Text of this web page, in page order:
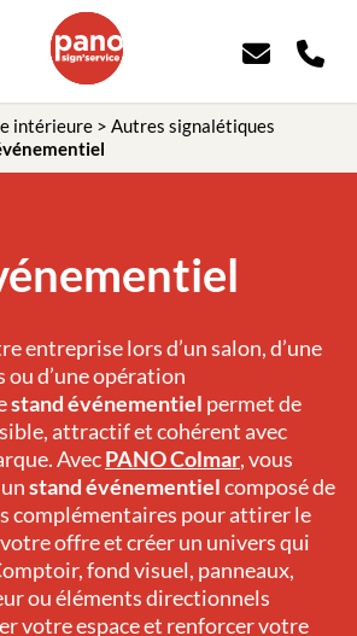
intérieure > Autres signalétiques
entreprise lors d’un salon, d’une
ou d’une opération
stand événementiel permet de
attractif et cohérent avec
AvecPANO Colmar, vous
stand événementielcomposé de
complémentaires pour attirer le
offre et créer un univers qui
fond visuel, panneaux,
ou éléments directionnels
votre espace et renforcer votre
des cookies